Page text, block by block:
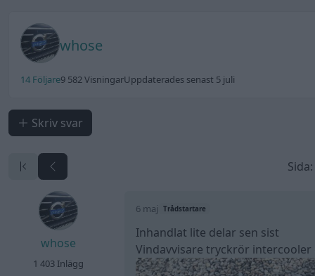
whose
14 Följare9 582 VisningarUppdaterades senast 5 juli
Skriv svar
Sida:
whose
1 403 Inlägg
6 maj Trådstartare
Inhandlat lite delar sen sist
Vindavvisare tryckrör intercooler